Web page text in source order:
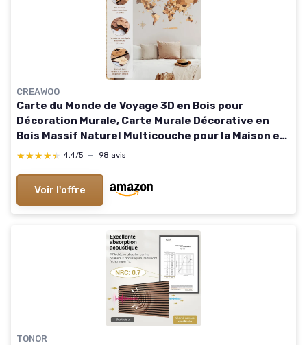
CREAWOO
Carte du Monde de Voyage 3D en Bois pour
Décoration Murale, Carte Murale Décorative en
Bois Massif Naturel Multicouche pour la Maison et
le Bureau, Multicolore-150x85 CM
★★★★★
★★★★★ 4,4/5 — 98 avis
Voir l'offre
TONOR